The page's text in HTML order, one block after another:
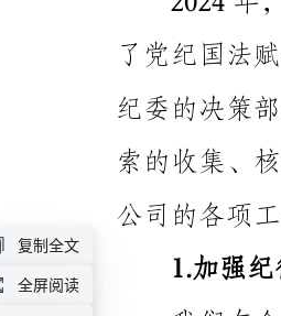
示和震慑效果。
公司的各项工作顺利进行。
复制全文
全屏阅读